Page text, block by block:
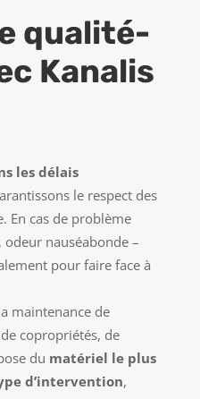
qualité-
Kanalis
les délais
le respect des
En cas de problème
odeur nauséabonde –
pour faire face à
maintenance de
copropriétés, de
du matériel le plus
d’intervention,